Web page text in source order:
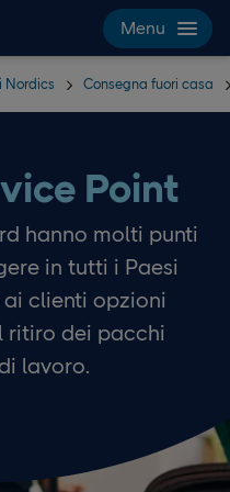
Menu
Nordics Consegna fuori casa
Point
hanno molti punti
in tutti i Paesi
clienti opzioni
ritiro dei pacchi
lavoro.